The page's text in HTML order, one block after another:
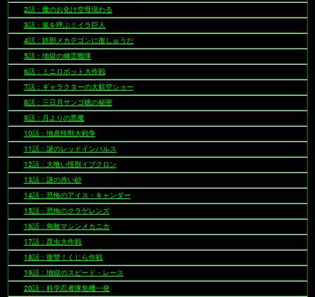
2話：魔のお化け空母現わる
3話：嵐を呼ぶミイラ巨人
4話：鉄獣メカデゴンに復しゅうだ
5話：地獄の幽霊艦隊
6話：ミニロボット大作戦
7話：ギャラクターの大航空ショー
8話：三日月サンゴ礁の秘密
9話：月よりの悪魔
10話：地底怪獣大戦争
11話：謎のレッドインパルス
12話：大喰い怪獣イブクロン
13話：謎の赤い砂
14話：恐怖のアイス・キャンダー
15話：恐怖のクラゲレンズ
16話：無敵マシンメカニカ
17話：昆虫大作戦
18話：復讐！くじら作戦
19話：地獄のスピード・レース
20話：科学忍者隊危機一発